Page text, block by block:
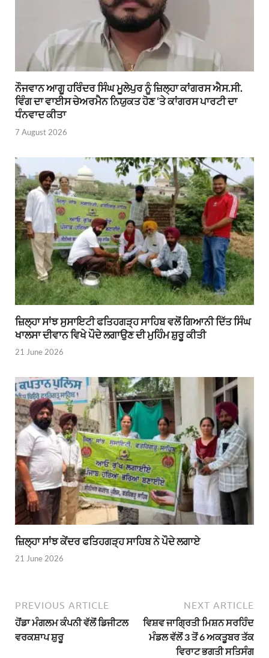
ਨੌਜਵਾਨ ਆਗੂ ਹਰਿੰਦਰ ਸਿੰਘ ਮੂਲੇਪੁਰ ਨੂੰ ਜ਼ਿਲ੍ਹਾ ਕਾਂਗਰਸ ਐਸ.ਸੀ.
ਵਿੰਗ ਦਾ ਵਾਈਸ ਚੇਅਰਮੈਨ ਨਿਯੁਕਤ ਹੋਣ ‘ਤੇ ਕਾਂਗਰਸ ਪਾਰਟੀ ਦਾ
ਧੰਨਵਾਦ ਕੀਤਾ
7 August 2026
ਜ਼ਿਲ੍ਹਾ ਸਾਂਝ ਸੁਸਾਇਟੀ ਫਤਿਹਗੜ੍ਹ ਸਾਹਿਬ ਵਲੋਂ ਗਿਆਨੀ ਦਿੱਤ ਸਿੰਘ
ਖਾਲਸਾ ਦੀਵਾਨ ਵਿਖੇ ਪੌਦੇ ਲਗਾਉਣ ਦੀ ਮੁਹਿੰਮ ਸ਼ੁਰੂ ਕੀਤੀ
21 June 2026
ਜ਼ਿਲ੍ਹਾ ਸਾਂਝ ਕੇਂਦਰ ਫਤਿਹਗੜ੍ਹ ਸਾਹਿਬ ਨੇ ਪੌਦੇ ਲਗਾਏ
21 June 2026
PREVIOUS ARTICLE
ਹੋਂਡਾ ਮੰਗਲਮ ਕੰਪਨੀ ਵੱਲੋਂ ਡਿਜੀਟਲ
ਵਰਕਸ਼ਾਪ ਸ਼ੁਰੂ
NEXT ARTICLE
ਵਿਸ਼ਵ ਜਾਗ੍ਰਿਤੀ ਮਿਸ਼ਨ ਸਰਹਿੰਦ
ਮੰਡਲ ਵੱਲੋਂ 3 ਤੋਂ 6 ਅਕਤੂਬਰ ਤੱਕ
ਵਿਰਾਟ ਭਗਤੀ ਸਤਿਸੰਗ